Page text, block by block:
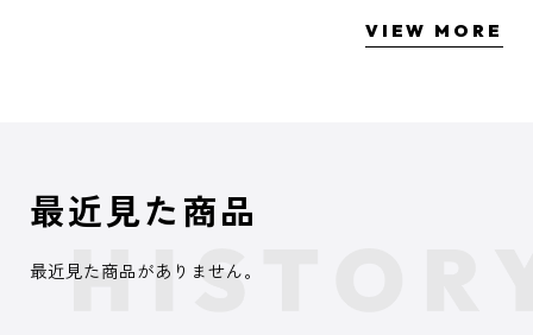
VIEW MORE
最近見た商品
最近見た商品がありません。